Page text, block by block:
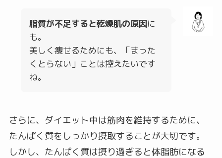
脂質が不足すると乾燥肌の原因に
も。
美しく痩せるためにも、「まった
くとらない」ことは控えたいです
ね。
さらに、ダイエット中は筋肉を維持するために、
たんぱく質をしっかり摂取することが大切です。
しかし、たんぱく質は摂り過ぎると体脂肪になる